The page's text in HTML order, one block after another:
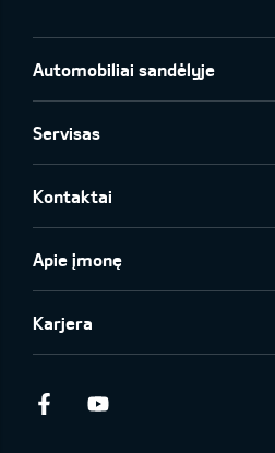
Automobiliai sandėlyje
Servisas
Kontaktai
Apie įmonę
Karjera
Facebook